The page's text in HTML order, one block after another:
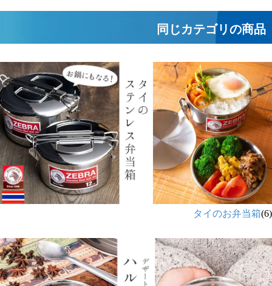
同じカテゴリの商品
タイのお弁当箱(6)